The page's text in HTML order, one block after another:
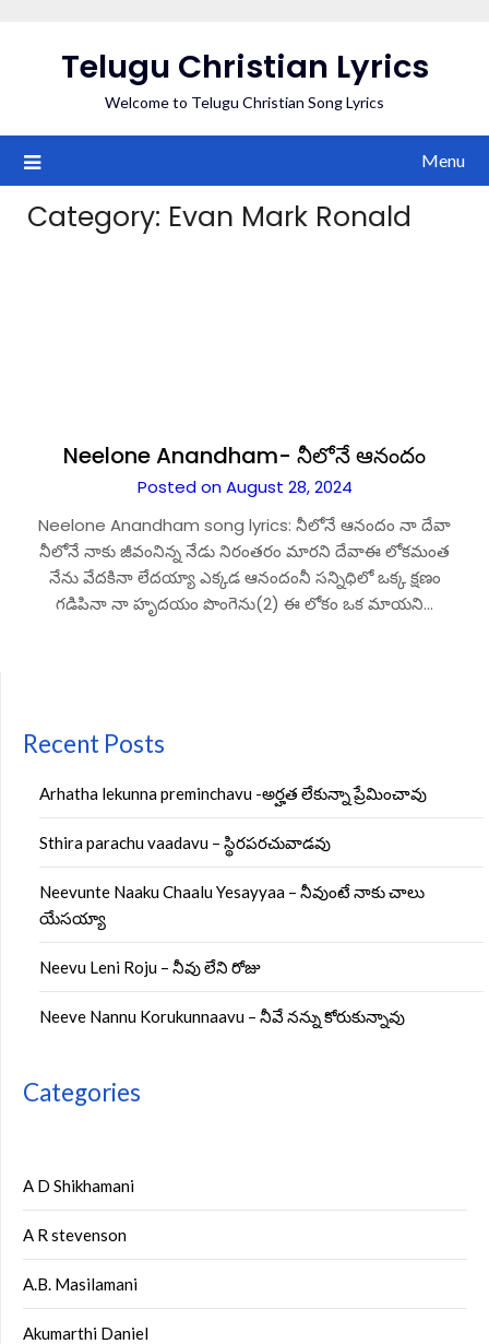
Telugu Christian Lyrics
Welcome to Telugu Christian Song Lyrics
Menu
Category: Evan Mark Ronald
Neelone Anandham- నీలోనే ఆనందం
Posted on August 28, 2024
Neelone Anandham song lyrics: నీలోనే ఆనందం నా దేవా
నీలోనే నాకు జీవంనిన్న నేడు నిరంతరం మారని దేవాఈ లోకమంత
నేను వేదకినా లేదయ్యా ఎక్కడ ఆనందంనీ సన్నిధిలో ఒక్క క్షణం
గడిపినా నా హృదయం పొంగెను(2) ఈ లోకం ఒక మాయని…
Recent Posts
Arhatha lekunna preminchavu -అర్హత లేకున్నా ప్రేమించావు
Sthira parachu vaadavu – స్థిరపరచువాడవు
Neevunte Naaku Chaalu Yesayyaa – నీవుంటే నాకు చాలు
యేసయ్యా
Neevu Leni Roju – నీవు లేని రోజు
Neeve Nannu Korukunnaavu – నీవే నన్ను కోరుకున్నావు
Categories
A D Shikhamani
A R stevenson
A.B. Masilamani
Akumarthi Daniel